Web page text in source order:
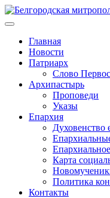
Главная
Новости
Патриарх
Слово
Архипастырь
Проповеди
Указы
Епархия
Духовенство
Карта
Политика
Контакты